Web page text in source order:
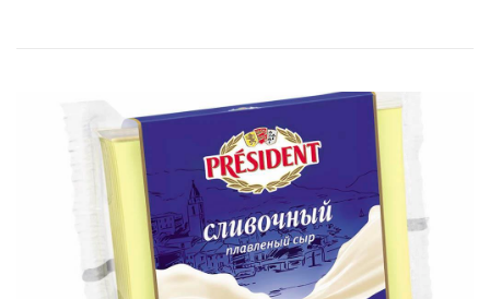
производственны площадок «Шин-Лайн» согласно
международному стандарту GSO 2055.1:2015. В
компании считают, что этот сертификат имеет очень
большое значение как с точки зрения продаж
продукта на внутреннем рынке, так и для экспорта
казахстанского мороженого на рынки стран Азии и
Ближнего Востока, да и не только. Довольно